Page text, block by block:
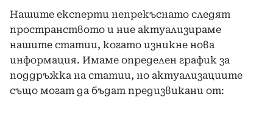
Нашите експерти непрекъснато следят
пространството и ние актуализираме
нашите статии, когато изникне нова
информация. Имаме определен график за
поддръжка на статии, но актуализациите
също могат да бъдат предизвикани от: